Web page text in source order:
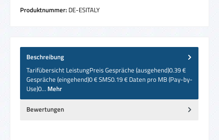
Produktnummer: DE-ESITALY
Beschreibung
Tarifübersicht LeistungPreis Gespräche (ausgehend)0.39 €
Gespräche (eingehend)0 € SMS0.19 € Daten pro MB (Pay-by-
Use)0… Mehr
Bewertungen